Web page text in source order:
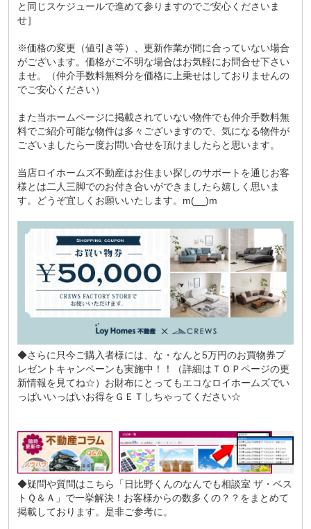
と同じスケジュールで進めて参りますのでご安心くださいま
せ］
※価格の変更（値引き等）、更新作業が間に合っていない場合
がございます。価格がご不明な場合はお気軽にお問合せ下さい
ませ。（仲介手数料無料分を価格に上乗せはしておりませんの
でご安心ください）
また当ホームページに掲載されていない物件でも仲介手数料無
料でご紹介可能な物件は多々ございますので、気になる物件が
ございましたら一度お問い合せを頂けましたらと思います。
当店ロイホームズ不動産はお住まい探しのサポートを通じお客
様とは二人三脚でのお付き合いができましたら嬉しく思いま
す。どうぞ宜しくお願いいたします。m(__)m
◆さらに只今ご購入者様には、な・なんと5万円のお買物券プ
レゼントキャンペーンも実施中！！（詳細はＴＯＰページの更
新情報を見てね☆）お財布にとってもエコなロイホームズでい
っぱいいっぱいお得をＧＥＴしちゃってください☆
◆疑問や質問はこちら
「日比野くんのなんでも相談室 ザ・ベス
トＱ＆Ａ」 で一挙解決！お客様からの数多くの？？をまとめて
掲載しております。是非ご参考に。